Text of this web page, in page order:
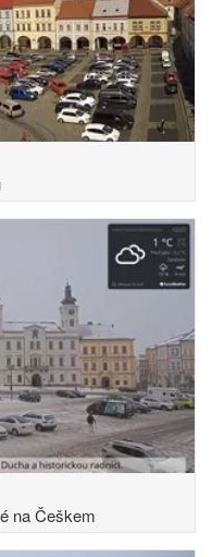
na Češkem